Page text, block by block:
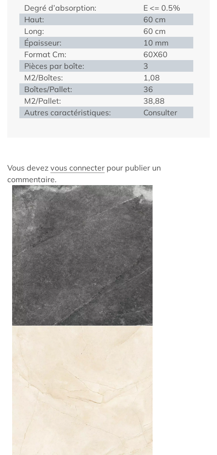
Degré d’absorption:
E <= 0.5%
Haut:
60 cm
Long:
60 cm
Épaisseur:
10 mm
Format Cm:
60X60
Pièces par boîte:
3
M2/Boîtes:
1,08
Boîtes/Pallet:
36
M2/Pallet:
38,88
Autres caractéristiques:
Consulter
Vous devez vous connecter pour publier un
commentaire.